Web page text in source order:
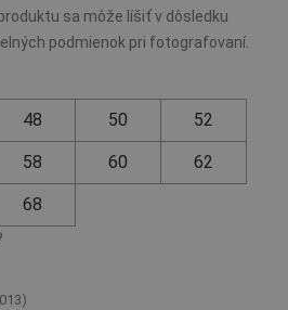
sa môže líšiť v dôsledku
podmienok pri fotografovaní.
48 50 52
58 60 62
68